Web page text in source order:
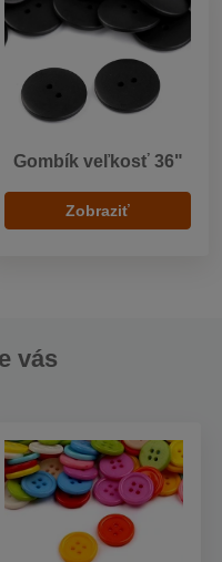
Gombík veľkosť 36"
Zobraziť
vás